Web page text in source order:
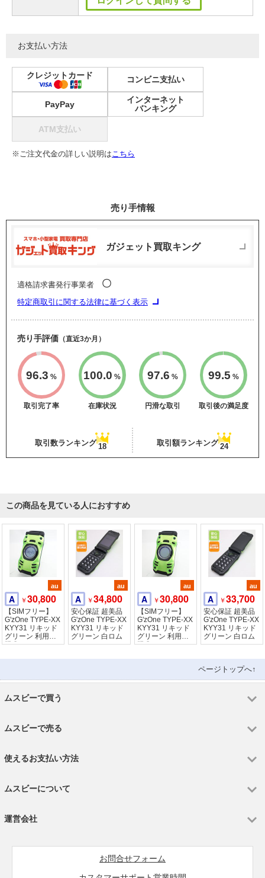
お支払い方法
クレジットカード コンビニ支払い
PayPay
インターネット
バンキング
ATM支払い
※ご注文代金の詳しい説明はこちら
売り手情報
ガジェット買取キング
適格請求書発行事業者 〇
特定商取引に関する法律に基づく表示
売り手評価 （直近3か月）
96.3 %
取引完了率
100.0 %
在庫状況
97.6 %
円滑な取引
99.5 %
取引後の満足度
取引数ランキング 18 取引額ランキング 24
この商品を見ている人におすすめ
au
A ￥30,800
【SIMフリー】
G'zOne TYPE-XX
KYY31 リキッド
グリーン 利用制
限〇
au
A ￥34,800
安心保証 超美品
G'zOne TYPE-XX
KYY31 リキッド
グリーン 白ロム
au
A ￥30,800
【SIMフリー】
G'zOne TYPE-XX
KYY31 リキッド
グリーン 利用制
限〇
au
A ￥33,700
安心保証 超美品
G'zOne TYPE-XX
KYY31 リキッド
グリーン 白ロム
ページトップへ↑
ムスビーで買う
ムスビーで売る
使えるお支払い方法
ムスビーについて
運営会社
お問合せフォーム